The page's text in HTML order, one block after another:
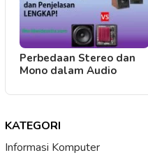
Perbedaan Stereo dan
Mono dalam Audio
KATEGORI
Informasi Komputer